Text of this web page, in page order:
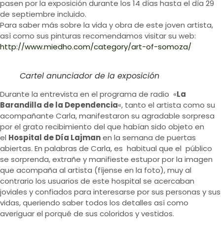
pasen por la exposición durante los 14 días hasta el día 29
de septiembre incluido.
Para saber más sobre la vida y obra de este joven artista,
así como sus pinturas recomendamos visitar su web:
http://www.miedho.com/category/art-of-somoza/
Cartel anunciador de la exposición
Durante la entrevista en el programa de radio «La
Barandilla de la Dependencia«, tanto el artista como su
acompañante Carla, manifestaron su agradable sorpresa
por el grato recibimiento del que habían sido objeto en
el Hospital de Día Lajmanen la semana de puertas
abiertas. En palabras de Carla, es habitual que el público
se sorprenda, extrañe y manifieste estupor por la imagen
que acompaña al artista (fíjense en la foto), muy al
contrario los usuarios de este hospital se acercaban
joviales y confiados para interesarse por sus personas y sus
vidas, queriendo saber todos los detalles así como
averiguar el porqué de sus coloridos y vestidos.